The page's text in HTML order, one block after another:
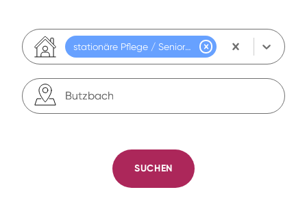
stationäre Pflege / Seniorenresidenz
SUCHEN